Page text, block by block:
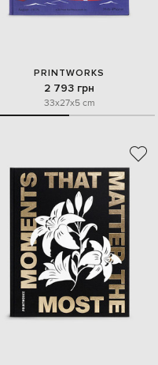
PRINTWORKS
2 793 грн
33x27x5 cm